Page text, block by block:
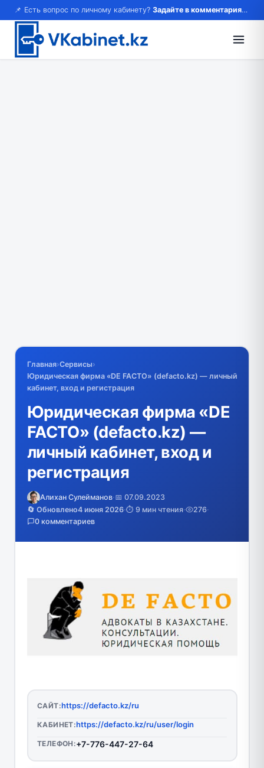
📌 Есть вопрос по личному кабинету? Задайте в комментариях — ответим!
Главная›Сервисы›
Юридическая фирма «DE FACTO» (defacto.kz) — личный
кабинет, вход и регистрация
Юридическая фирма «DE
FACTO» (defacto.kz) —
личный кабинет, вход и
регистрация
Алихан Сулейманов·📅 07.09.2023
🔄 Обновлено4 июня 2026·⏱️ 9 мин чтения· 276·
0 комментариев
САЙТ:https://defacto.kz/ru
КАБИНЕТ:https://defacto.kz/ru/user/login
ТЕЛЕФОН:+7-776-447-27-64